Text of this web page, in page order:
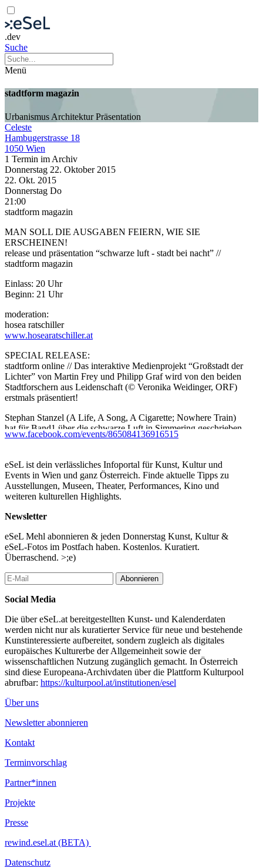
.dev
Suche
Menü
stadtform magazin
Urbanismus ArchitekturPräsentation
Celeste
Hambugerstrasse 18
1050 Wien
1 Termin im Archiv
Donnerstag 22. Oktober 2015
22. Okt. 2015
Donnerstag Do
21:00
stadtform magazin
MAN SOLL DIE AUSGABEN FEIERN, WIE SIE
ERSCHEINEN!
release und präsentation “schwarze luft - stadt bei nacht” //
stadtform magazin
Einlass: 20 Uhr
Beginn: 21 Uhr
moderation:
hosea ratschiller
www.hosearatschiller.at
SPECIAL RELEASE:
stadtform online // Das interaktive Medienprojekt “Großstadt der
Lichter” von Martin Frey und Philipp Graf wird von den beiden
Stadtforschern aus Leidenschaft (© Veronika Weidinger, ORF)
erstmals präsentiert!
Stephan Stanzel (A Life, A Song, A Cigarette; Nowhere Train)
hat für Band1 über die schwarze Luft in Simmering geschrieben -
und spielt “Black Air” im celeste.
DJ Universal Beatnik / Al Bird Dirt (Accordia Schallplatten-
Club)
_LX + Adrianovicz (Smakelijk)
// 3+7 = reinkommen + welcome shot + band1
// 10,- einzelpreis band1
* 50cent pro verkauftem magazin spendet stadtform an den
verein ute bock -www.utebock.at
...Mehr lesen
www.facebook.com/events/865084136916515
eSeL ist dein verlässliches Infoportal für Kunst, Kultur und
Events in Wien und ganz Österreich. Finde aktuelle Tipps zu
Ausstellungen, Museen, Theater, Performances, Kino und
weiteren kulturellen Highlights.
Newsletter
eSeL Mehl abonnieren & jeden Donnerstag Kunst, Kultur &
eSeL-Fotos im Postfach haben. Kostenlos. Kuratiert.
Überraschend. >;e)
Abonnieren
Social Media
Die über eSeL.at bereitgestellten Kunst- und Kalenderdaten
werden nicht nur als kuratierter Service für neue und bestehende
Kunstinteressierte aufbereitet, sondern zugleich als digitales
europäisches Kulturerbe der Allgemeinheit sowie der
wissenschaftlichen Nutzung zugänglich gemacht. In Österreich
sind diese Europeana-Archivdaten über die Plattform Kulturpool
abrufbar: https://kulturpool.at/institutionen/esel
Über uns
Newsletter abonnieren
Kontakt
Terminvorschlag
Partner*innen
Projekte
Presse
rewind.esel.at (BETA)
Datenschutz